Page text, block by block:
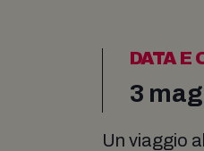
DATA E
3
Un viaggio